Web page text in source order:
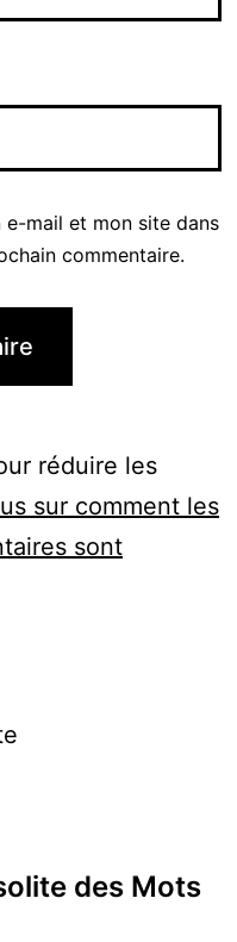
e-mail et mon site dans
commentaire.
réduire les
sur comment les
sont
des Mots